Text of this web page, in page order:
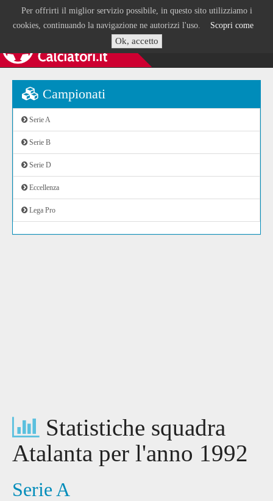
Per offrirti il miglior servizio possibile, in questo sito utilizziamo i
cookies, continuando la navigazione ne autorizzi l'uso. Scopri come
Ok, accetto
Campionati
Serie A
Serie B
Serie D
Eccellenza
Lega Pro
Statistiche squadra
Atalanta per l'anno 1992
Serie A